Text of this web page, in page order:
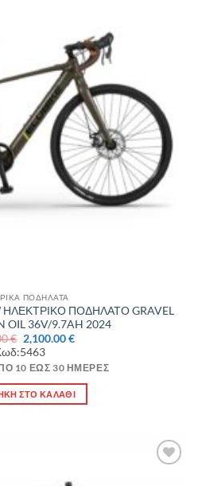
ΠΟΔΗΛΑΤΑ
ΗΛΕΚΤΡΙΚΟ ΠΟΔΗΛΑΤΟ GRAVEL
OIL 36V/9.7AH 2024
€ Original
price
was:
2,395.00 €.
2,100.00€Η
είναι:
10 ΈΩΣ 30 ΗΜΈΡΕΣ
ΣΤΟ ΚΑΛΆΘΙ